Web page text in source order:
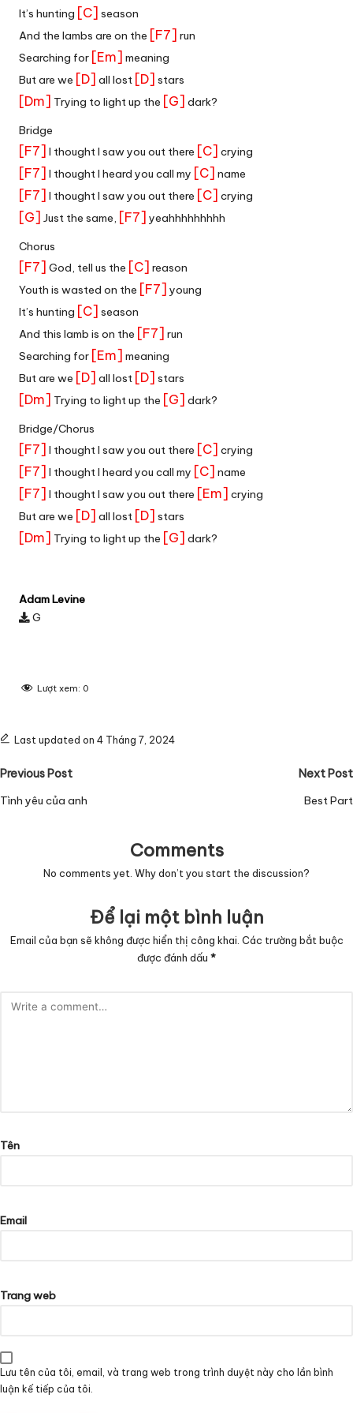
It’s hunting [C] season
And the lambs are on the [F7] run
Searching for [Em] meaning
But are we [D] all lost [D] stars
[Dm] Trying to light up the [G] dark?
Bridge
[F7] I thought I saw you out there [C] crying
[F7] I thought I heard you call my [C] name
[F7] I thought I saw you out there [C] crying
[G] Just the same, [F7] yeahhhhhhhhh
Chorus
[F7] God, tell us the [C] reason
Youth is wasted on the [F7] young
It’s hunting [C] season
And this lamb is on the [F7] run
Searching for [Em] meaning
But are we [D] all lost [D] stars
[Dm] Trying to light up the [G] dark?
Bridge/Chorus
[F7] I thought I saw you out there [C] crying
[F7] I thought I heard you call my [C] name
[F7] I thought I saw you out there [Em] crying
But are we [D] all lost [D] stars
[Dm] Trying to light up the [G] dark?
Adam Levine
G
Lượt xem: 0
Last updated on 4 Tháng 7, 2024
Post
navigation
Previous Post
Tình yêu của anh
Next Post
Best Part
Comments
No comments yet. Why don’t you start the discussion?
Để lại một bình luận
Email của bạn sẽ không được hiển thị công khai. Các trường bắt buộc
được đánh dấu *
Tên
Email
Trang web
Lưu tên của tôi, email, và trang web trong trình duyệt này cho lần bình
luận kế tiếp của tôi.